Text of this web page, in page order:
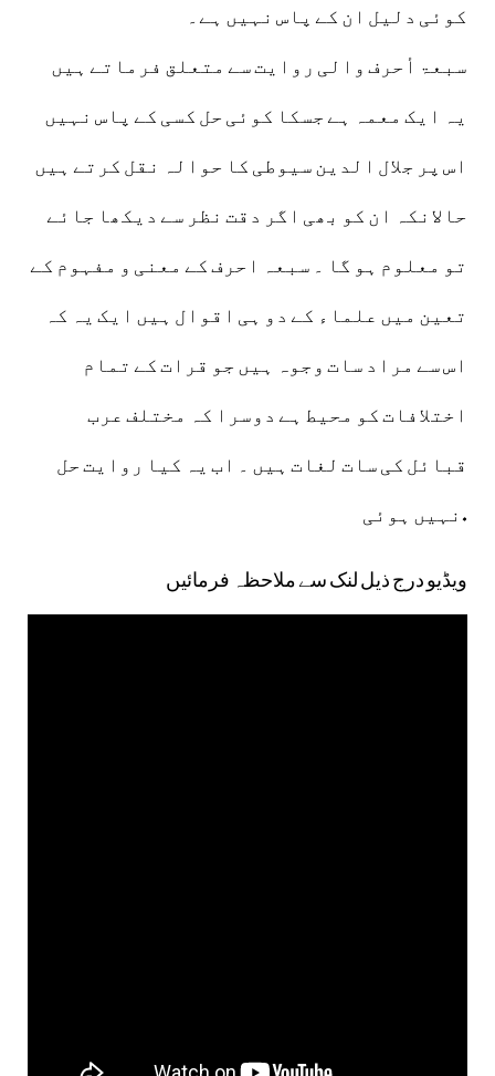
کوئی دلیل ان کے پاس نہیں ہے۔
سبعۃ أحرف والی روایت سے متعلق فرماتے ہیں
یہ ایک معمہ ہے جسکا کوئی حل کسی کے پاس نہیں
اس پر جلال الدین سیوطی کا حوالہ نقل کرتے ہیں
حالانکہ ان کو بھی اگر دقت نظر سے دیکھا جائے
تو معلوم ہو گا ۔ سبعہ احرف کے معنی و مفہوم کے
تعین میں علماء کے دو ہی اقوال ہیں ایک یہ کہ
اس سے مراد سات وجوہ ہیں جو قرات کے تمام
اختلافات کو محیط ہے دوسرا کہ مختلف عرب
قبائل کی سات لغات ہیں ۔ اب یہ کیا روایت حل
نہیں ہوئی.
ویڈیو درج ذیل لنک سے ملاحظہ فرمائیں